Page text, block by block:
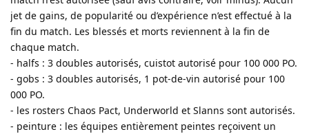
jet de gains, de popularité ou d’expérience n’est effectué à la
fin du match. Les blessés et morts reviennent à la fin de
chaque match.
- halfs : 3 doubles autorisés, cuistot autorisé pour 100 000 PO.
- gobs : 3 doubles autorisés, 1 pot-de-vin autorisé pour 100
000 PO.
- les rosters Chaos Pact, Underworld et Slanns sont autorisés.
- peinture : les équipes entièrement peintes reçoivent un